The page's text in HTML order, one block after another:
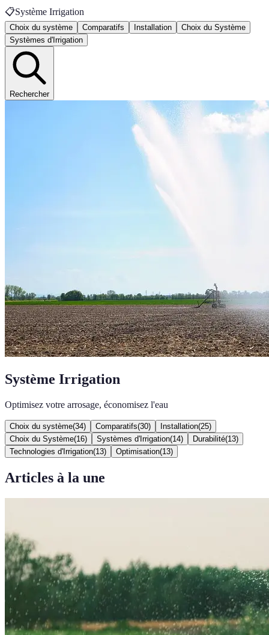
📋Système Irrigation
Choix du système Comparatifs Installation
Choix du Système
Systèmes d'Irrigation
Rechercher
Système Irrigation
Optimisez votre arrosage, économisez l'eau
Choix du système(34) Comparatifs(30) Installation(25)
Choix du Système(16) Systèmes d'Irrigation(14) Durabilité(13)
Technologies d'Irrigation(13) Optimisation(13)
Articles à la une